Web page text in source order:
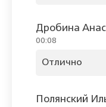
Дробина
00:08
Отлично
Полянский